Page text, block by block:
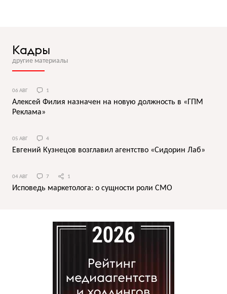
Кадры
другие материалы
06 АВГ 1
Алексей Филия назначен на новую должность в «ГПМ
Реклама»
05 АВГ 4
Евгений Кузнецов возглавил агентство «Сидорин Лаб»
04 АВГ 7 1
Исповедь маркетолога: о сущности роли СМО